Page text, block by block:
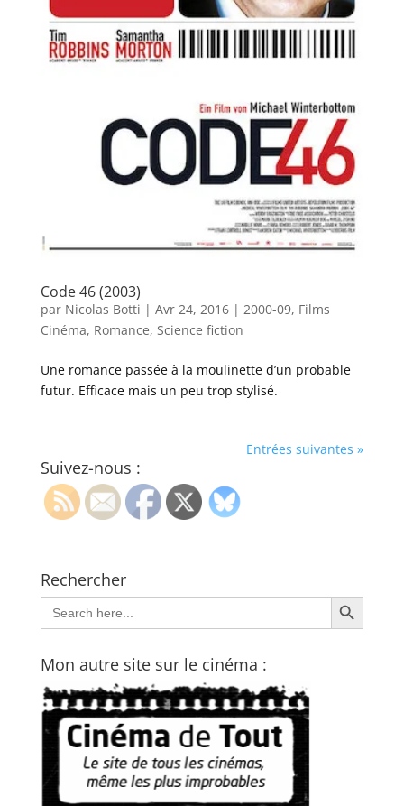
Code 46 (2003)
par Nicolas Botti | Avr 24, 2016| 2000-09, Films
Cinéma, Romance, Science fiction
Une romance passée à la moulinette d’un probable
futur. Efficace mais un peu trop stylisé.
Entrées suivantes »
Suivez-nous :
Rechercher
Search
for:
Search Button
Mon autre site sur le cinéma :